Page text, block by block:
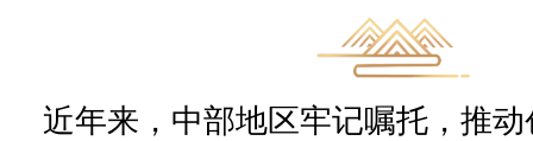
近年来，中部地区牢记嘱托，推